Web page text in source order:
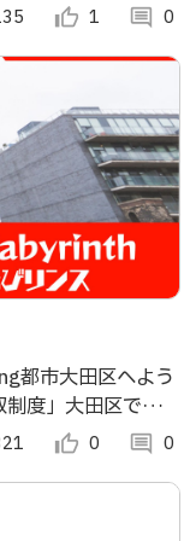
に応じた再生リス
thumb_up_alt 1 comment 0
都市大田区へよう
度」大田区ではデ
、体重を測って資
thumb_up_alt 0 comment 0